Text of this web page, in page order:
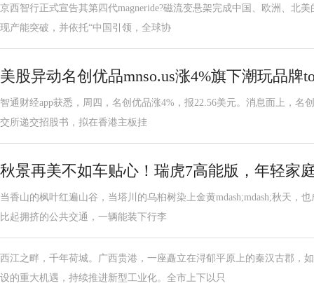
京西智行正式宣告其第四代magneride?磁流变悬架完成中国、欧洲、北
现产能突破，并依托“中国引领，全球协
美股异动名创优品mnso.us涨4%旗下潮玩品牌
智通财经app获悉，周四，名创优品涨4%，报22.56美元。消息面上，名
交所递交招股书，拟在香港主板挂
秋景再美不如车贴心！瑞虎7高能版，年轻家
当香山的枫叶红遍山谷，当塔川的乌桕树染上金黄mdash;mdash;秋天，
比起拥挤的公共交通，一辆能装下行李
西江之畔，千年荷城。广西贵港，一座矗立在浔郁平原上的秦汉古郡，
设的重大机遇，持续推进新型工业化。全市上下以只